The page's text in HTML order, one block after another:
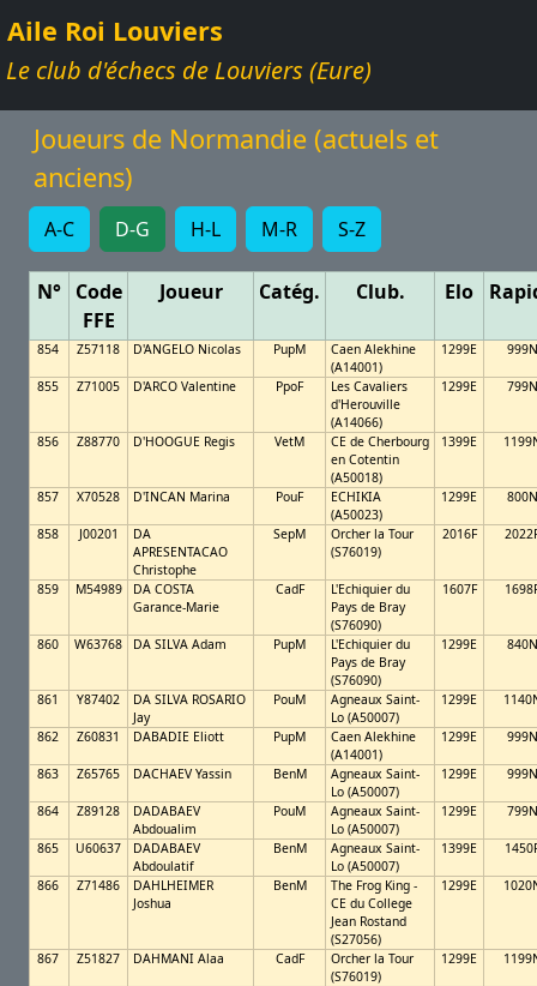
Aile Roi Louviers
Le club d'échecs de Louviers (Eure)
Joueurs de Normandie (actuels et
anciens)
A-C D-G H-L M-R S-Z
N° Code
FFE
Joueur Catég. Club. Elo
854 Z57118 D'ANGELO Nicolas PupM
Caen Alekhine
(A14001)
1299E 999N
855 Z71005 D'ARCO Valentine PpoF
Les Cavaliers
d'Herouville
(A14066)
1299E 799N
856 Z88770 D'HOOGUE Regis VetM
CE de Cherbourg
en Cotentin
(A50018)
1399E
857 X70528 D'INCAN Marina PouF
ECHIKIA
(A50023)
1299E 800N
858 J00201
DA
APRESENTACAO
Christophe
SepM
Orcher la Tour
(S76019)
2016F
859 M54989
DA COSTA
Garance-Marie
CadF
L'Echiquier du
Pays de Bray
(S76090)
1607F
860 W63768 DA SILVA Adam PupM
L'Echiquier du
Pays de Bray
(S76090)
1299E 840N
861 Y87402
DA SILVA ROSARIO
Jay
PouM
Agneaux Saint-
Lo (A50007)
1299E
862 Z60831 DABADIE Eliott PupM
Caen Alekhine
(A14001)
1299E 999N
863 Z65765 DACHAEV Yassin BenM
Agneaux Saint-
Lo (A50007)
1299E 999N
864 Z89128
DADABAEV
Abdoualim
PouM
Agneaux Saint-
Lo (A50007)
1299E 799N
865 U60637
DADABAEV
Abdoulatif
BenM
Agneaux Saint-
Lo (A50007)
1399E
866 Z71486
DAHLHEIMER
Joshua
BenM
The Frog King -
CE du College
Jean Rostand
(S27056)
1299E
867 Z51827 DAHMANI Alaa CadF
Orcher la Tour
(S76019)
1299E